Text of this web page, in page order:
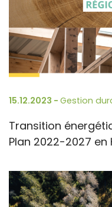
15.12.2023 - Gestion
Transition
Plan 2022-2027